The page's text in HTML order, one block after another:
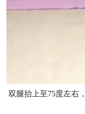
双腿抬上至75度左右